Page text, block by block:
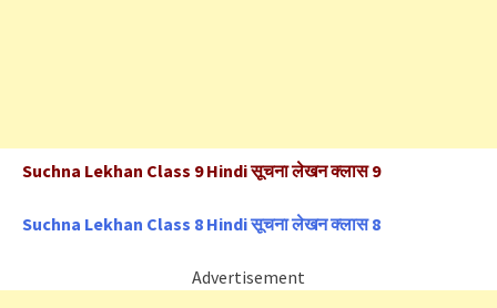
Suchna Lekhan Class 9 Hindi सूचना लेखन क्लास 9
Suchna Lekhan Class 8 Hindi सूचना लेखन क्लास 8
Advertisement